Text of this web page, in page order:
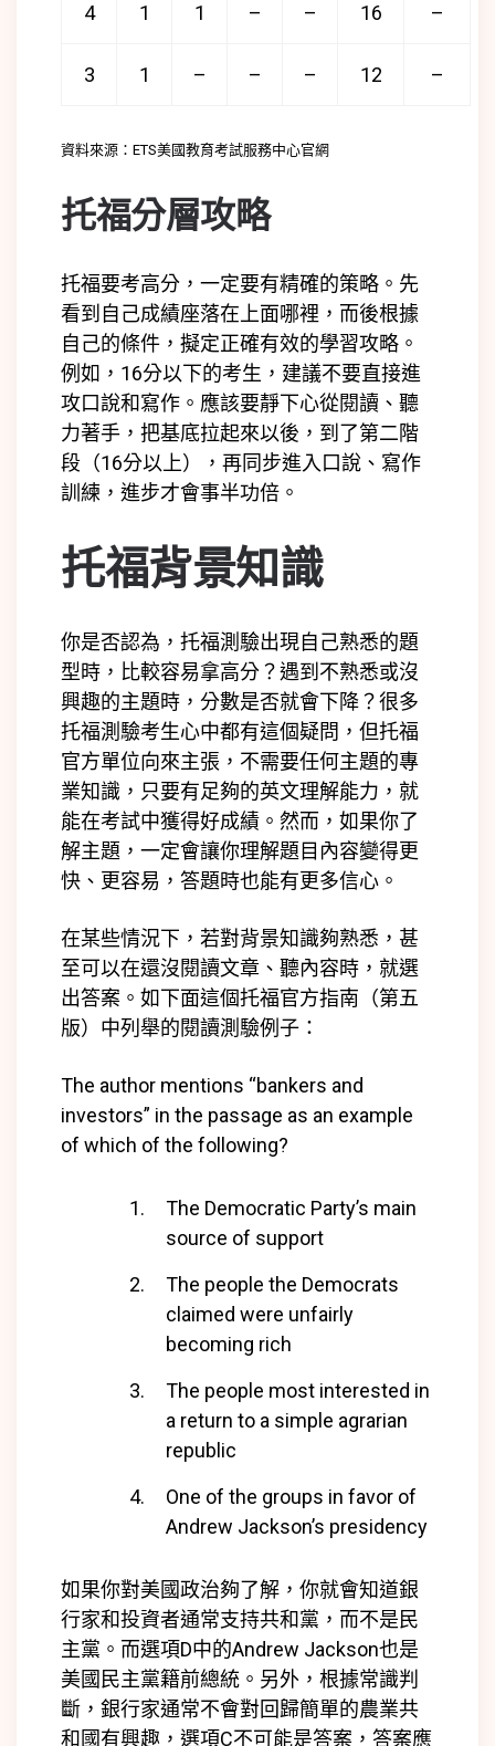
4 1 1 – – 16 –
3 1 – – – 12 –
資料來源：ETS美國教育考試服務中心官網
托福分層攻略
托福要考高分，一定要有精確的策略。先
看到自己成績座落在上面哪裡，而後根據
自己的條件，擬定正確有效的學習攻略。
例如，16分以下的考生，建議不要直接進
攻口說和寫作。應該要靜下心從閱讀、聽
力著手，把基底拉起來以後，到了第二階
段（16分以上），再同步進入口說、寫作
訓練，進步才會事半功倍。
托福背景知識
你是否認為，托福測驗出現自己熟悉的題
型時，比較容易拿高分？遇到不熟悉或沒
興趣的主題時，分數是否就會下降？很多
托福測驗考生心中都有這個疑問，但托福
官方單位向來主張，不需要任何主題的專
業知識，只要有足夠的英文理解能力，就
能在考試中獲得好成績。然而，如果你了
解主題，一定會讓你理解題目內容變得更
快、更容易，答題時也能有更多信心。
在某些情況下，若對背景知識夠熟悉，甚
至可以在還沒閱讀文章、聽內容時，就選
出答案。如下面這個托福官方指南（第五
版）中列舉的閱讀測驗例子：
The author mentions “bankers and
investors” in the passage as an example
of which of the following?
The Democratic Party’s main
source of support
The people the Democrats
claimed were unfairly
becoming rich
The people most interested in
a return to a simple agrarian
republic
One of the groups in favor of
Andrew Jackson’s presidency
如果你對美國政治夠了解，你就會知道銀
行家和投資者通常支持共和黨，而不是民
主黨。而選項D中的Andrew Jackson也是
美國民主黨籍前總統。另外，根據常識判
斷，銀行家通常不會對回歸簡單的農業共
和國有興趣，選項C不可能是答案，答案應